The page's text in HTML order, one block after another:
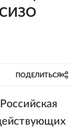
СИЗО
ПОДЕЛИТЬСЯ